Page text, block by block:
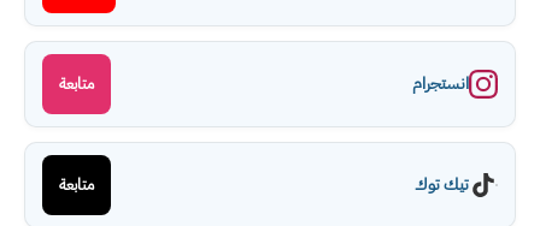
انستجرام متابعة
تيك توك متابعة